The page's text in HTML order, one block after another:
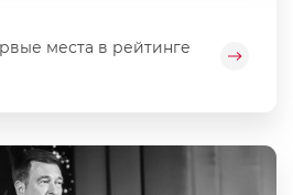
места в рейтинге